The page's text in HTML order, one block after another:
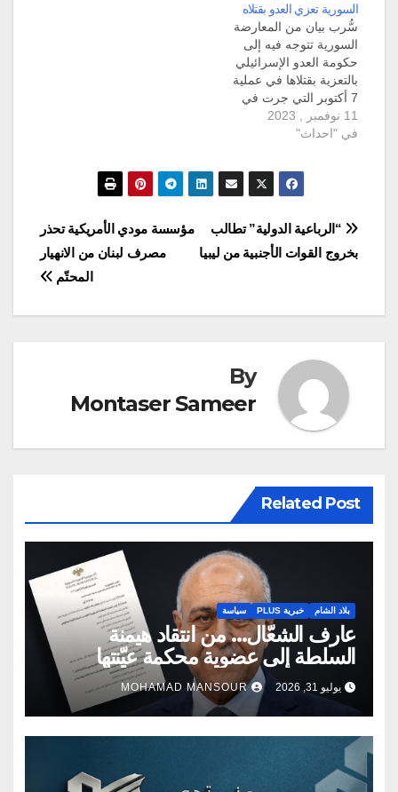
السورية تعزي العدو بقتلاه
سُّرب بيان من المعارضة
السورية تتوجه فيه إلى
حكومة العدو الإسرائيلي
بالتعزية بقتلاها في عملية
7 أكتوبر التي جرت في
غلاف غزة، ومطالبة
بضرب سوريا وإيران. نشر
مستقل صورة عن بيان
مسرّب موجه إلى إيريت
الجمهورية التركية،
وتضمّن البيان تعزية
للحكومة الاسرائيلية
11 نوفمبر , 2023
في "احداث"
تصفّح
المقالات
مؤسسة مودي الأمريكية تحذر
مصرف لبنان من الانهيار
المحتّم
“الرباعية الدولية” تطالب
بخروج القوات الأجنبية من ليبيا
By
Montaser Sameer
Related Post
بلاد الشام خبرية PLUS سياسة
عارف الشعّال… من انتقاد هيمنة
السلطة إلى عضوية محكمة عيّنتها
السلطة
يوليو 31, 2026 MOHAMAD MANSOUR